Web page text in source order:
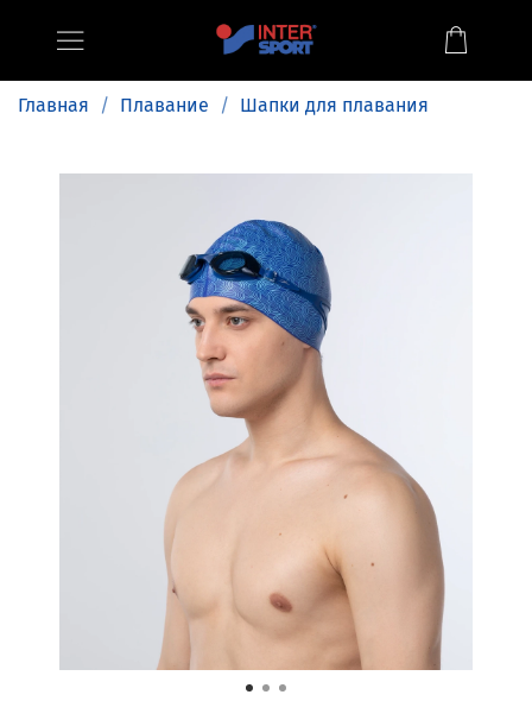
Главная Плавание Шапки для плавания